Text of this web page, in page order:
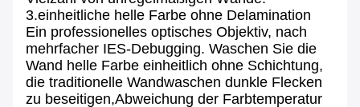
3.einheitliche helle Farbe ohne Delamination
Ein professionelles optisches Objektiv, nach
mehrfacher IES-Debugging. Waschen Sie die
Wand helle Farbe einheitlich ohne Schichtung,
die traditionelle Wandwaschen dunkle Flecken
zu beseitigen,Abweichung der Farbtemperatur